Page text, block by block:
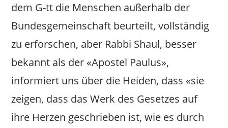
dem G-tt die Menschen außerhalb der
Bundesgemeinschaft beurteilt, vollständig
zu erforschen, aber Rabbi Shaul, besser
bekannt als der «Apostel Paulus»,
informiert uns über die Heiden, dass «sie
zeigen, dass das Werk des Gesetzes auf
ihre Herzen geschrieben ist, wie es durch